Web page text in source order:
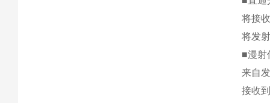
将接
将发
■漫射
来自
接收